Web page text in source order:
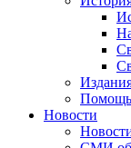
Помощь
Новости